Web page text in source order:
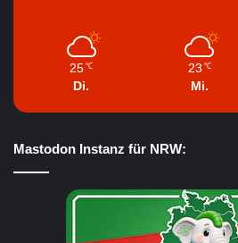
25 ℃
Di.
23 ℃
Mi.
Mastodon Instanz für NRW: